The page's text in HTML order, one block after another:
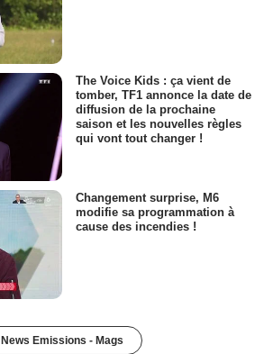
The Voice Kids : ça vient de
tomber, TF1 annonce la date de
diffusion de la prochaine
saison et les nouvelles règles
qui vont tout changer !
Changement surprise, M6
modifie sa programmation à
cause des incendies !
News Emissions - Mags